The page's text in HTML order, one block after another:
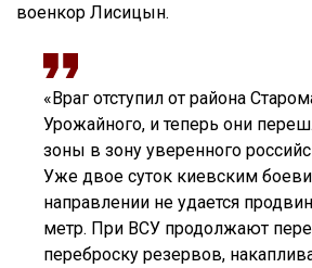
военкор Лисицын.
«Враг отступил от района
Урожайного, и теперь они
зоны в зону уверенного
Уже двое суток киевским
направлении не удается
метр. При ВСУ продолжают
переброску резервов,